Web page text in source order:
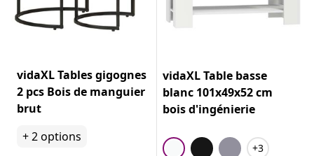
vidaXL Tables gigognes
2 pcs Bois de manguier
brut
+2options
vidaXL Table basse
blanc 101x49x52 cm
bois d'ingénierie
+3